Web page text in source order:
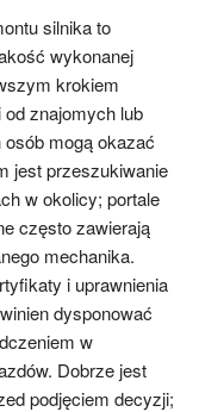
silnika to
wykonanej
krokiem
znajomych lub
mogą okazać
jest przeszukiwanie
w okolicy; portale
często zawierają
mechanika.
i uprawnienia
dysponować
w
Dobrze jest
podjęciem decyzji;